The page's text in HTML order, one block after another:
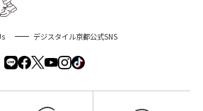
デジスタイル京都公式SNS